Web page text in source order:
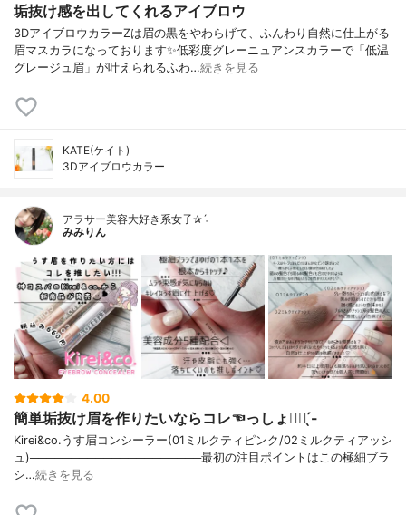
垢抜け感を出してくれるアイブロウ
3DアイブロウカラーZは眉の黒をやわらげて、ふんわり自然に仕上がる
眉マスカラになっております✨低彩度グレーニュアンスカラーで「低温
グレージュ眉」が叶えられるふわ…続きを見る
KATE(ケイト)
3Dアイブロウカラー
アラサー美容大好き系女子✰ˊ˗
みみりん
4.00
簡単垢抜け眉を作りたいならコレ☜っしょ👍🏻 ̖́-
Kirei&co.うす眉コンシーラー(01ミルクティピンク/02ミルクティアッシ
ュ)─────────────────────最初の注目ポイントはこの極細ブラ
シ…続きを見る